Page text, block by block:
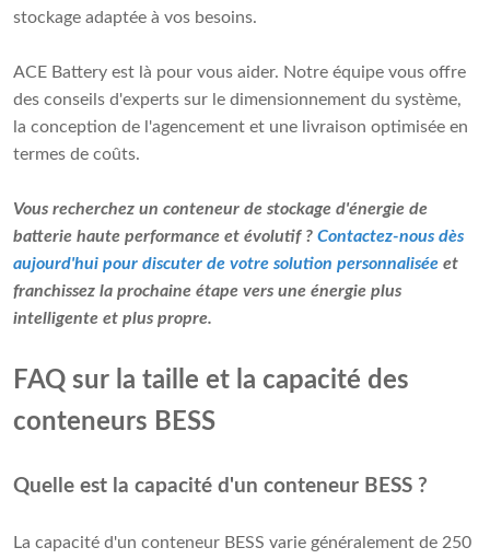
stockage adaptée à vos besoins.
ACE Battery est là pour vous aider. Notre équipe vous offre
des conseils d'experts sur le dimensionnement du système,
la conception de l'agencement et une livraison optimisée en
termes de coûts.
Vous recherchez un conteneur de stockage d'énergie de
batterie haute performance et évolutif ? Contactez-nous dès
aujourd'hui pour discuter de votre solution personnalisée et
franchissez la prochaine étape vers une énergie plus
intelligente et plus propre.
FAQ sur la taille et la capacité des
conteneurs BESS
Quelle est la capacité d'un conteneur BESS ?
La capacité d'un conteneur BESS varie généralement de 250